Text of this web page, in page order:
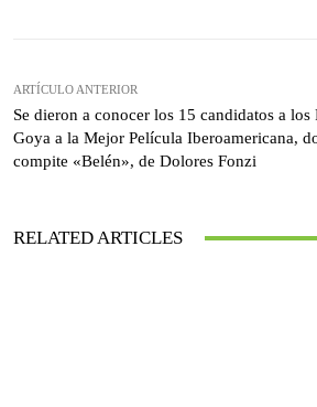
ARTÍCULO ANTERIOR
Se dieron a conocer los 15 candidatos a los
Goya a la Mejor Película Iberoamericana,
compite «Belén», de Dolores Fonzi
RELATED ARTICLES